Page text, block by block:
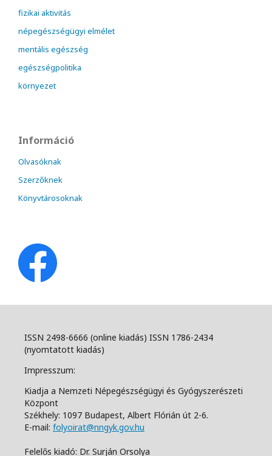
fizikai aktivitás
népegészségügyi elmélet
mentális egészség
egészségpolitika
környezet
Információ
Olvasóknak
Szerzőknek
Könyvtárosoknak
ISSN 2498-6666 (online kiadás) ISSN 1786-2434
(nyomtatott kiadás)
Impresszum:
Kiadja a Nemzeti Népegészségügyi és Gyógyszerészeti
Központ
Székhely: 1097 Budapest, Albert Flórián út 2-6.
E-mail: folyoirat@nngyk.gov.hu
Felelős kiadó: Dr. Surján Orsolya